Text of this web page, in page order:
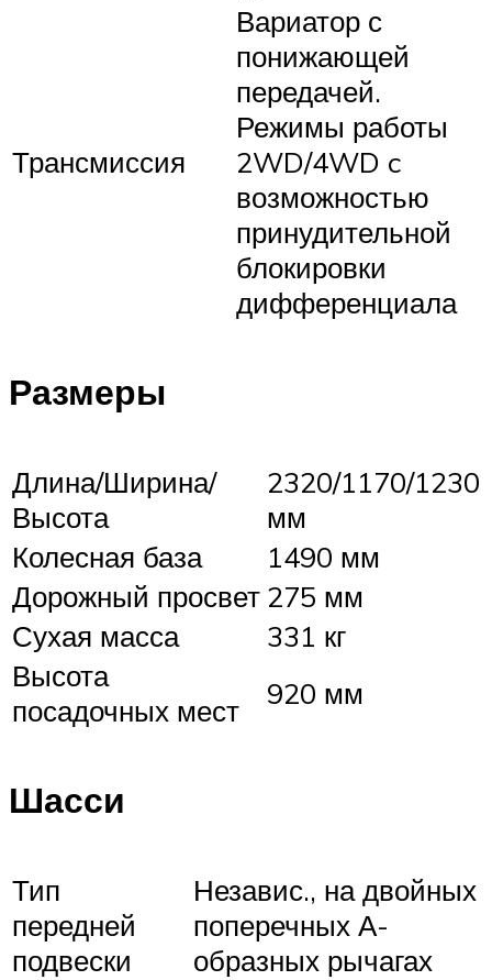
Трансмиссия
Вариатор с
понижающей
передачей.
Режимы работы
2WD/4WD c
возможностью
принудительной
блокировки
дифференциала
Размеры
Длина/Ширина/
Высота
2320/1170/1230
мм
Колесная база
1490 мм
Дорожный просвет 275 мм
Сухая масса
331 кг
Высота
посадочных мест
920 мм
Шасси
Тип
передней
подвески
Независ., на двойных
поперечных А-
образных рычагах